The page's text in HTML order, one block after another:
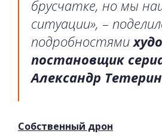
брусчатке, но мы
ситуации», –
подробностями
постановщик
Александр
Собственный дрон